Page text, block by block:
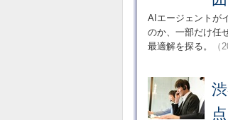
AIエージェントが
のか、一部だけ任
最適解を探る。
（